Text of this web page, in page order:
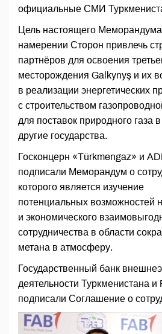
официальные СМИ
Цель настоящего Меморандума
намерении Сторон привлечь
партнёров для освоения
месторождения Galkynyş и их
в реализации энергетических
с строительством
для поставок природного газа
другие государства.
Госконцерн «Türkmengaz» и
подписали Меморандум о
которого является изучение
потенциальных возможностей
и экономического
сотрудничества в области
метана в атмосферу.
Государственный банк
деятельности Туркменистана
подписали Соглашение о